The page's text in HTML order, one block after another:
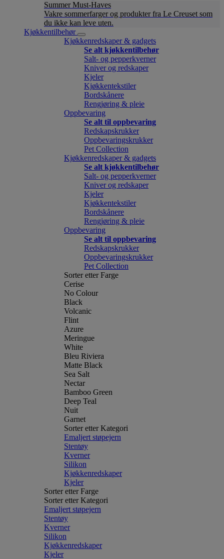
Summer Must-Haves
Vakre sommerfarger og produkter fra Le Creuset som
du ikke kan leve uten.
Kjøkkentilbehør
Kjøkkenredskaper & gadgets
Se alt kjøkkentilbehør
Salt- og pepperkverner
Kniver og redskaper
Kjeler
Kjøkkentekstiler
Bordskånere
Rengjøring & pleie
Oppbevaring
Se alt til oppbevaring
Redskapskrukker
Oppbevaringskrukker
Pet Collection
Kjøkkenredskaper & gadgets
Se alt kjøkkentilbehør
Salt- og pepperkverner
Kniver og redskaper
Kjeler
Kjøkkentekstiler
Bordskånere
Rengjøring & pleie
Oppbevaring
Se alt til oppbevaring
Redskapskrukker
Oppbevaringskrukker
Pet Collection
Sorter etter Farge
Cerise
No Colour
Black
Volcanic
Flint
Azure
Meringue
White
Bleu Riviera
Matte Black
Sea Salt
Nectar
Bamboo Green
Deep Teal
Nuit
Garnet
Sorter etter Kategori
Emaljert støpejern
Stentøy
Kverner
Silikon
Kjøkkenredskaper
Kjeler
Sorter etter Farge
Sorter etter Kategori
Emaljert støpejern
Stentøy
Kverner
Silikon
Kjøkkenredskaper
Kjeler